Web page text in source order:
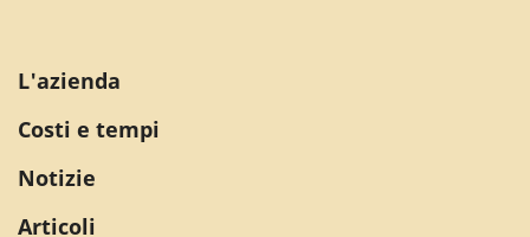
L'azienda
Costi e tempi
Notizie
Articoli